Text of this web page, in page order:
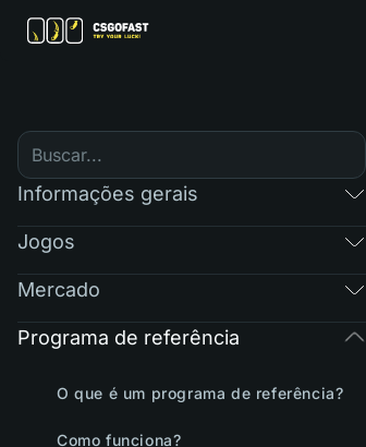
Informações gerais
Jogos
Mercado
Programa de referência
O que é um programa de referência?
Como funciona?